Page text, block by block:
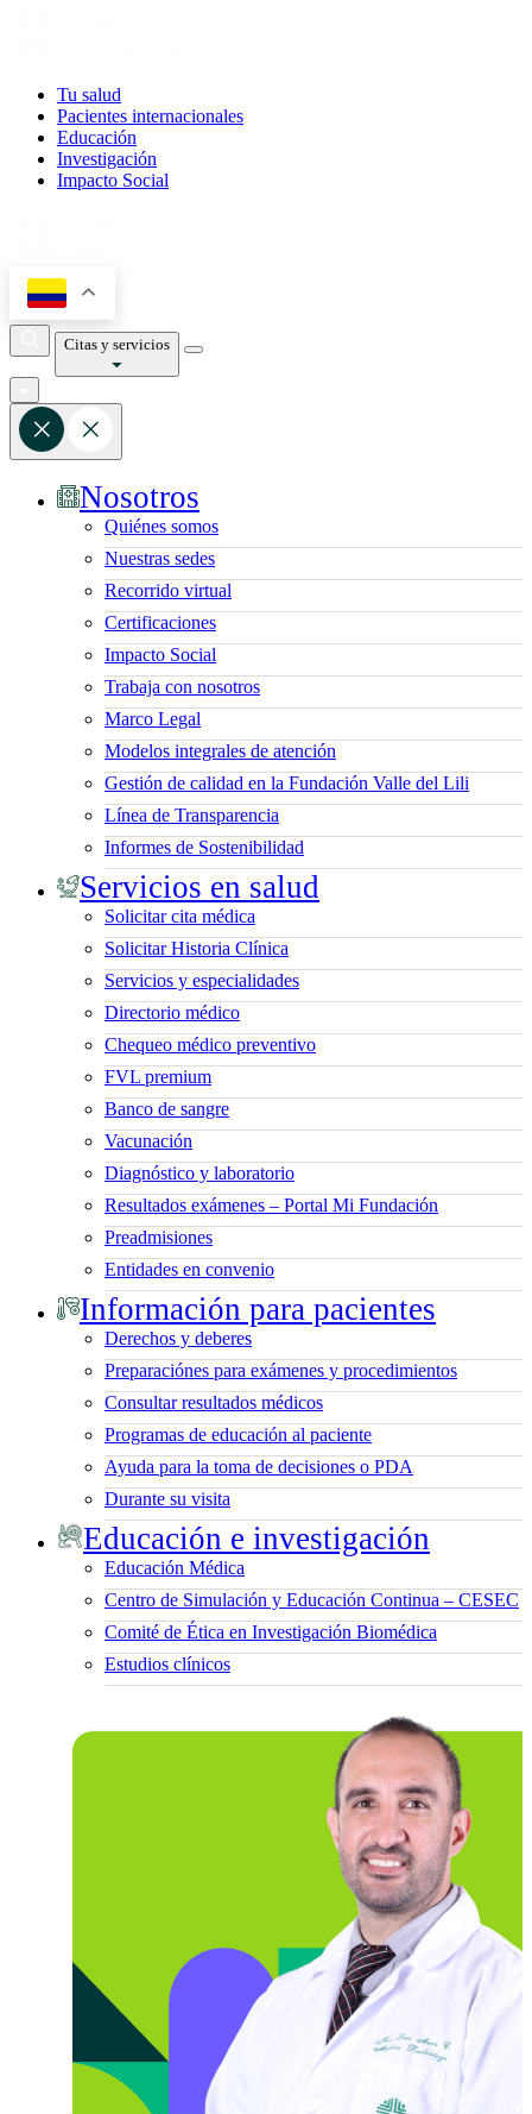
Tu salud
Pacientes internacionales
Educación
Investigación
Impacto Social
Citas y servicios
Nosotros
Quiénes somos
Nuestras sedes
Recorrido virtual
Certificaciones
Impacto Social
Trabaja con nosotros
Marco Legal
Modelos integrales de atención
Gestión de calidad en la Fundación Valle del Lili
Línea de Transparencia
Informes de Sostenibilidad
Servicios en salud
Solicitar cita médica
Solicitar Historia Clínica
Servicios y especialidades
Directorio médico
Chequeo médico preventivo
FVL premium
Banco de sangre
Vacunación
Diagnóstico y laboratorio
Resultados exámenes – Portal Mi Fundación
Preadmisiones
Entidades en convenio
Información para pacientes
Derechos y deberes
Preparaciónes para exámenes y procedimientos
Consultar resultados médicos
Programas de educación al paciente
Ayuda para la toma de decisiones o PDA
Durante su visita
Educación e investigación
Educación Médica
Centro de Simulación y Educación Continua – CESEC
Comité de Ética en Investigación Biomédica
Estudios clínicos